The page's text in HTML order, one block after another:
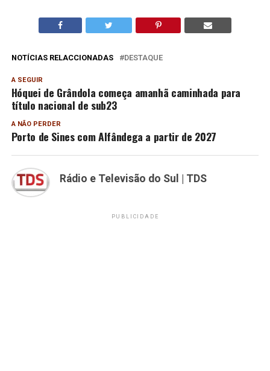
NOTÍCIAS RELACCIONADAS DESTAQUE
A SEGUIR
Hóquei de Grândola começa amanhã caminhada para
título nacional de sub23
A NÃO PERDER
Porto de Sines com Alfândega a partir de 2027
Rádio e Televisão do Sul | TDS
PUBLICIDADE